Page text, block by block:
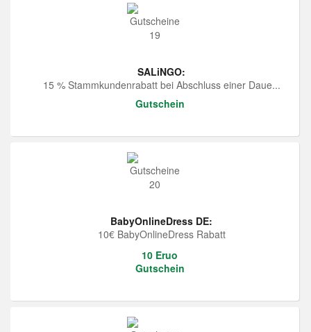
SALiNGO:
15 % Stammkundenrabatt bei Abschluss einer Daue...
Gutschein
BabyOnlineDress DE:
10€ BabyOnlineDress Rabatt
10 Eruo
Gutschein